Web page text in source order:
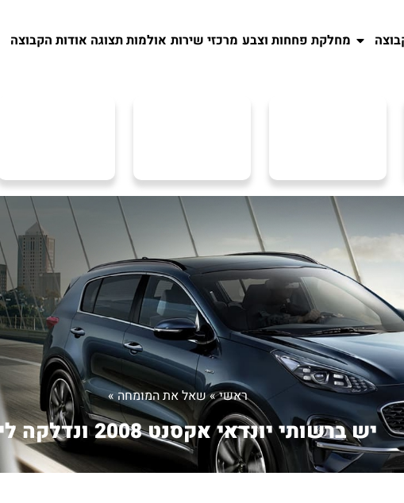
מחלקת פחחות וצבע מרכזי שירות אולמות תצוגה אודות הקבוצה
ראשי»שאל את המומחה»
יש ברשותי יונדאי אקסנט 2008 ונדלקה לי...